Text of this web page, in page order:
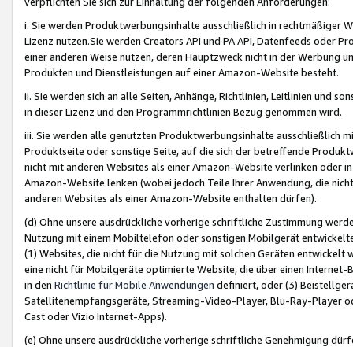
i. Sie werden Produktwerbungsinhalte ausschließlich in rechtmäßiger
Lizenz nutzen.Sie werden Creators API und PA API, Datenfeeds oder
einer anderen Weise nutzen, deren Hauptzweck nicht in der Werbung
Produkten und Dienstleistungen auf einer Amazon-Website besteht.
ii. Sie werden sich an alle Seiten, Anhänge, Richtlinien, Leitlinien und
in dieser Lizenz und den Programmrichtlinien Bezug genommen wird.
iii. Sie werden alle genutzten Produktwerbungsinhalte ausschließlich
Produktseite oder sonstige Seite, auf die sich der betreffende
nicht mit anderen Websites als einer Amazon-Website verlinken oder
Amazon-Website lenken (wobei jedoch Teile Ihrer Anwendung, die
anderen Websites als einer Amazon-Website enthalten dürfen).
(d) Ohne unsere ausdrückliche vorherige schriftliche Zustimmung
Nutzung mit einem Mobiltelefon oder sonstigen Mobilgerät
(1) Websites, die nicht für die Nutzung mit solchen Geräten
eine nicht für Mobilgeräte optimierte Website, die über einen
in den Richtlinie für Mobile Anwendungen definiert, oder (3)
Satellitenempfangsgeräte, Streaming-Video-Player, Blu-Ray-Player
Cast oder Vizio Internet-Apps).
(e) Ohne unsere ausdrückliche vorherige schriftliche Genehmigung